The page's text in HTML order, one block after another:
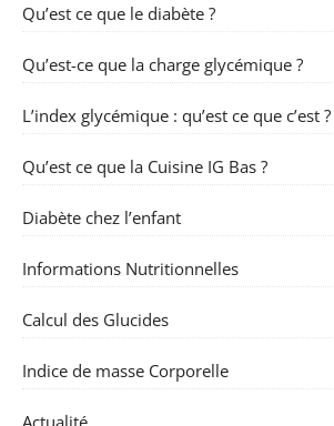
Qu’est ce que le diabète ?
Qu’est-ce que la charge glycémique ?
L’index glycémique : qu’est ce que c’est ?
Qu’est ce que la Cuisine IG Bas ?
Diabète chez l’enfant
Informations Nutritionnelles
Calcul des Glucides
Indice de masse Corporelle
Actualité